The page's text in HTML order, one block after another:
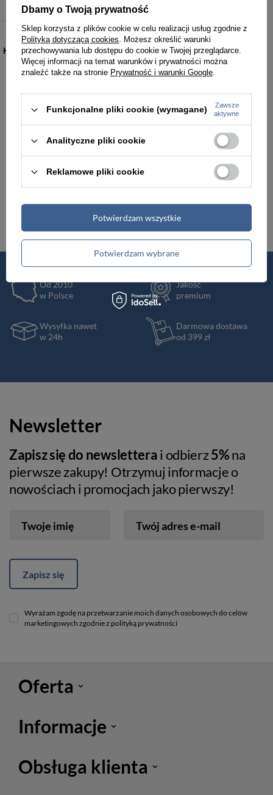
KATEGORIE
Torebki damskie Torby damskie
Torby męskie Teczki męskie
Plecaki Portfele
Walizki podróżne Akcesoria i dodatki odzieżowe
Renowacja skóry
Od 2010
w Polsce
Jakość
premium
Wysyłka nawet
w 24h
Darmowa dostawa
od 399 zł
Newsletter
Zapisz się do newsletterai odbierz5%na
pierwsze zakupy! Otrzymuj informacje o
nowościach i promocjach jako pierwszy!
Twoje imię Twój adres e-mail
Zapisz się
Wyrażam zgodę na przetwarzanie moich danych osobowych do celów
marketingowych zgodnie z polityką prywatności
Oferta
Informacje
Obsługa klienta
Dbamy o Twoją prywatność
Sklep korzysta z plików cookie w celu realizacji usług zgodnie z
Polityką dotyczącą cookies. Możesz określić warunki
przechowywania lub dostępu do cookie w Twojej przeglądarce.
Więcej informacji na temat warunków i prywatności można
znaleźć także na stronie Prywatność i warunki Google.
Funkcjonalne pliki cookie (wymagane)
Zawsze
aktywne
Analityczne pliki cookie
Reklamowe pliki cookie
Potwierdzam wybrane
Potwierdzam wszystkie